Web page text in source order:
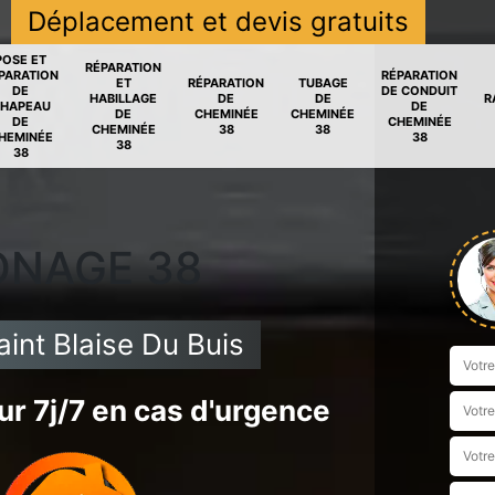
Déplacement et devis gratuits
ET
DE
DE
38
RÉPARATION
ET
HABILLAGE
DE
CHEMINÉE
38
RÉPARATION
DE
CHEMINÉE
38
TUBAGE
DE
CHEMINÉE
38
RÉPARATION
DE CONDUIT
DE
CHEMINÉE
38
38
Blaise Du Buis
7j/7 en cas d'urgence